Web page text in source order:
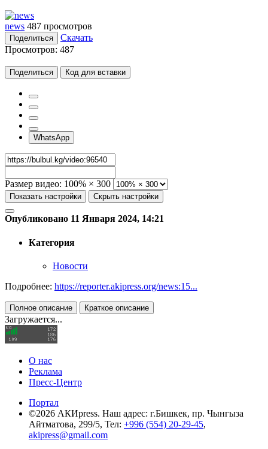
news 487 просмотров
Поделиться
Скачать
Просмотров: 487
Поделиться Код для вставки
WhatsApp
Размер видео: 100% × 300
Показать настройки Скрыть настройки
Опубликовано 11 Января 2024, 14:21
Категория
Новости
Подробнее: https://reporter.akipress.org/news:15...
Полное описание Краткое описание
Загружается...
О нас
Реклама
Пресс-Центр
Портал
©2026 АКИpress. Наш адрес: г.Бишкек, пр. Чынгыза
Айтматова, 299/5, Тел: +996 (554) 20-29-45,
akipress@gmail.com